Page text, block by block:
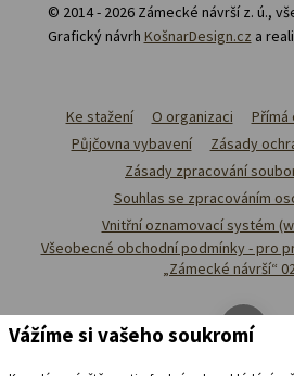
© 2014 - 2026 Zámecké návrší z. ú.,
Grafický návrh KošnarDesign.cz a
Ke stažení O organizaci
Půjčovna vybavení
Zásady
Zásady zpracování
Souhlas se zpracováním
Vnitřní oznamovací systém
Všeobecné obchodní podmínky - pro
„Zámecké návrší“
Vážíme si vašeho soukromí